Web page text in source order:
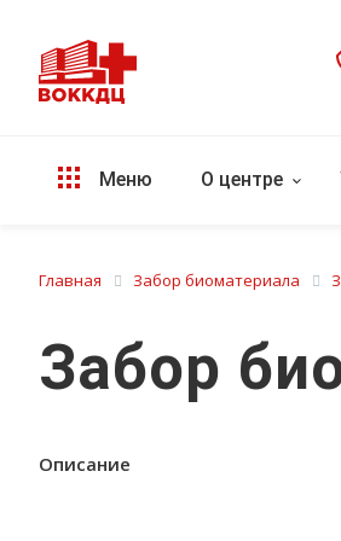
Меню О центре
Главная Забор биоматериала
Забор
Описание